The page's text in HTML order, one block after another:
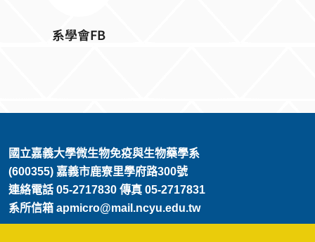
系學會FB
國立嘉義大學微生物免疫與生物藥學系
(600355) 嘉義市鹿寮里學府路300號
連絡電話 05-2717830 傳真 05-2717831
系所信箱 apmicro@mail.ncyu.edu.tw